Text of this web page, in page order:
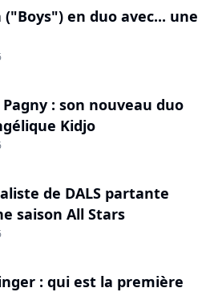
("Boys") en duo avec... une
: son nouveau duo
Kidjo
de DALS partante
saison All Stars
: qui est la première